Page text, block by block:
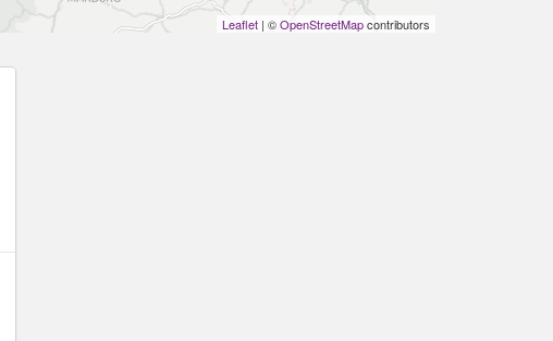
Leaflet| ©OpenStreetMapcontributors